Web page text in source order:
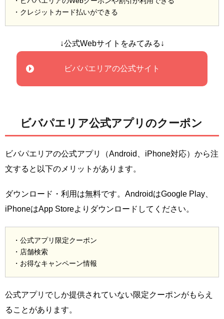
・クレジットカード払いができる
↓公式Webサイトをみてみる↓
ビバパエリアの公式サイト
ビバパエリア公式アプリのクーポン
ビバパエリアの公式アプリ（Android、iPhone対応）から注
文すると以下のメリットがあります。
ダウンロード・利用は無料です。AndroidはGoogle Play、
iPhoneはApp Storeよりダウンロードしてください。
・公式アプリ限定クーポン
・店舗検索
・お得なキャンペーン情報
公式アプリでしか提供されていない限定クーポンがもらえ
ることがあります。